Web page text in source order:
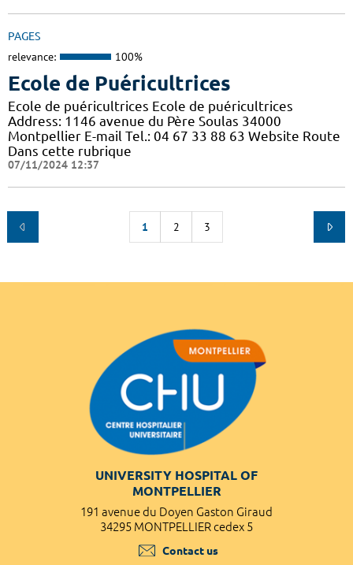
PAGES
relevance: 100%
Ecole de Puéricultrices
Ecole de puéricultrices Ecole de puéricultrices
Address: 1146 avenue du Père Soulas 34000
Montpellier E-mail Tel.: 04 67 33 88 63 Website Route
Dans cette rubrique
07/11/2024 12:37
1 2 3
UNIVERSITY HOSPITAL OF
MONTPELLIER
191 avenue du Doyen Gaston Giraud
34295 MONTPELLIER cedex 5
Contact us